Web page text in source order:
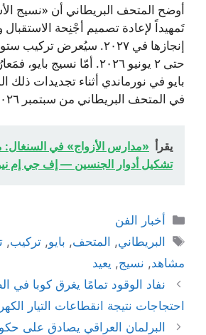
أوضح المتحف البريطاني أن «نسيج
تَمهيداً لإعادة تصميم أجْنِحة الاستقبال
حتى ٢ يونيو ٢٠٢٦. أمّا نسيج
بايو في نورماندي أثناء تجديدات
في المتحف البريطاني من سبتمبر ٢٠٢٦ حتى يوليو ٢٠٢٧.
يقرأ «مدارس الأزواج» في السنغال:
تشكيل أدوار الجنسين — إف جي إم
التصنيفات
أخبار الفن
الوسوم
البريطاني, المتحف, بايو,تركيب,
مشاهد, نسيج, يعيد
نفاد الوقود تمامًا يغرق كوبا في
احتجاجات نتيجة انقطاعات التيار
البرلمان العراقي يصادق على